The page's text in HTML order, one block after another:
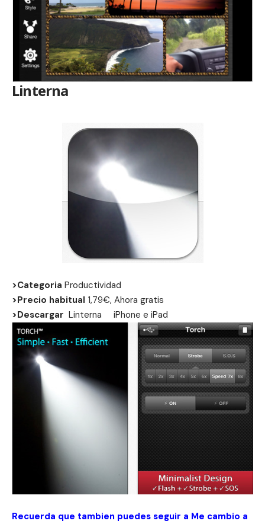
Linterna
>Categoria Productividad
>Precio habitual 1,79€, Ahora gratis
>Descargar Linterna iPhone e iPad
Recuerda que tambien puedes seguir a Me cambio a